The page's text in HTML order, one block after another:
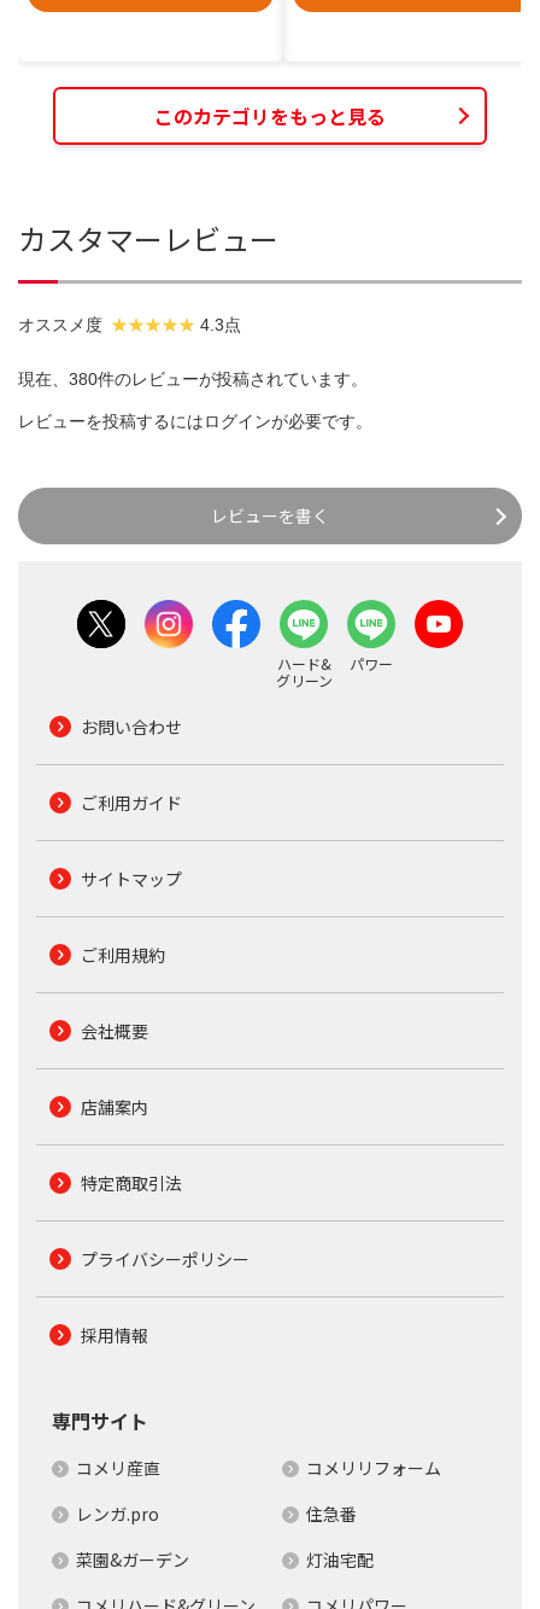
このカテゴリをもっと見る
カスタマーレビュー
オススメ度 4.3点
現在、380件のレビューが投稿されています。
レビューを投稿するにはログインが必要です。
レビューを書く
ハード&
グリーン
パワー
お問い合わせ
ご利用ガイド
サイトマップ
ご利用規約
会社概要
店舗案内
特定商取引法
プライバシーポリシー
採用情報
専門サイト
コメリ産直
コメリリフォーム
レンガ.pro
住急番
菜園&ガーデン
灯油宅配